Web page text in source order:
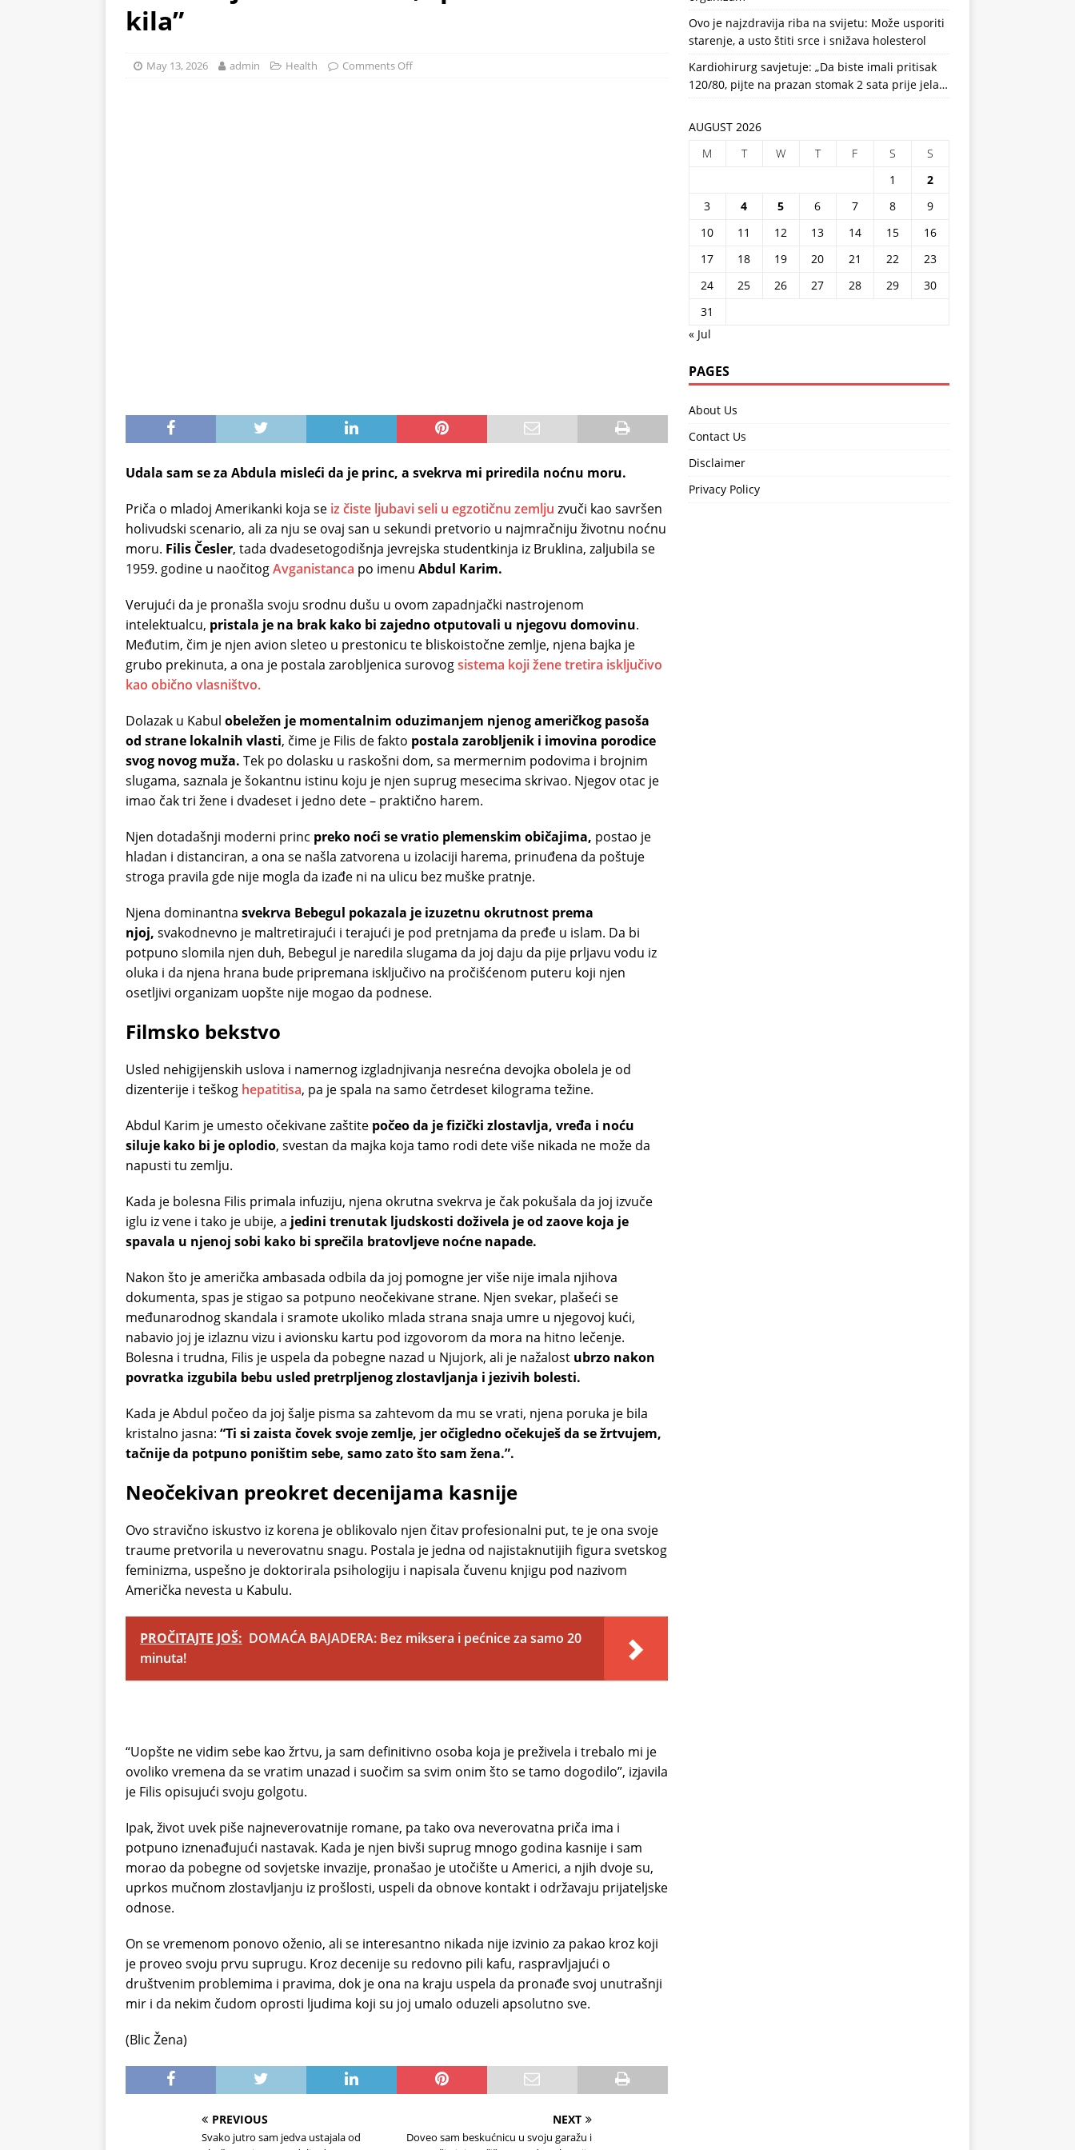
kila”
May 13, 2026 admin Health Comments Off
Udala sam se za Abdula misleći da je princ, a svekrva mi priredila noćnu moru.
Priča o mladoj Amerikanki koja se iz čiste ljubavi seli u egzotičnu zemlju zvuči kao savršen
holivudski scenario, ali za nju se ovaj san u sekundi pretvorio u najmračniju životnu noćnu
moru. Filis Česler, tada dvadesetogodišnja jevrejska studentkinja iz Bruklina, zaljubila se
1959. godine u naočitogAvganistanca po imenu Abdul Karim.
Verujući da je pronašla svoju srodnu dušu u ovom zapadnjački nastrojenom
intelektualcu, pristala je na brak kako bi zajedno otputovali u njegovu domovinu.
Međutim, čim je njen avion sleteo u prestonicu te bliskoistočne zemlje, njena bajka je
grubo prekinuta, a ona je postala zarobljenica surovogsistema koji žene tretira isključivo
kao obično vlasništvo.
Dolazak u Kabul obeležen je momentalnim oduzimanjem njenog američkog pasoša
od strane lokalnih vlasti, čime je Filis de fakto postala zarobljenik i imovina porodice
svog novog muža. Tek po dolasku u raskošni dom, sa mermernim podovima i brojnim
slugama, saznala je šokantnu istinu koju je njen suprug mesecima skrivao. Njegov otac je
imao čak tri žene i dvadeset i jedno dete – praktično harem.
Njen dotadašnji moderni princ preko noći se vratio plemenskim običajima, postao je
hladan i distanciran, a ona se našla zatvorena u izolaciji harema, prinuđena da poštuje
stroga pravila gde nije mogla da izađe ni na ulicu bez muške pratnje.
Njena dominantna svekrva Bebegul pokazala je izuzetnu okrutnost prema
njoj, svakodnevno je maltretirajući i terajući je pod pretnjama da pređe u islam. Da bi
potpuno slomila njen duh, Bebegul je naredila slugama da joj daju da pije prljavu vodu iz
oluka i da njena hrana bude pripremana isključivo na pročišćenom puteru koji njen
osetljivi organizam uopšte nije mogao da podnese.
Filmsko bekstvo
Usled nehigijenskih uslova i namernog izgladnjivanja nesrećna devojka obolela je od
dizenterije i teškog hepatitisa, pa je spala na samo četrdeset kilograma težine.
Abdul Karim je umesto očekivane zaštite počeo da je fizički zlostavlja, vređa i noću
siluje kako bi je oplodio, svestan da majka koja tamo rodi dete više nikada ne može da
napusti tu zemlju.
Kada je bolesna Filis primala infuziju, njena okrutna svekrva je čak pokušala da joj izvuče
iglu iz vene i tako je ubije, a jedini trenutak ljudskosti doživela je od zaove koja je
spavala u njenoj sobi kako bi sprečila bratovljeve noćne napade.
Nakon što je američka ambasada odbila da joj pomogne jer više nije imala njihova
dokumenta, spas je stigao sa potpuno neočekivane strane. Njen svekar, plašeći se
međunarodnog skandala i sramote ukoliko mlada strana snaja umre u njegovoj kući,
nabavio joj je izlaznu vizu i avionsku kartu pod izgovorom da mora na hitno lečenje.
Bolesna i trudna, Filis je uspela da pobegne nazad u Njujork, ali je nažalost ubrzo nakon
povratka izgubila bebu usled pretrpljenog zlostavljanja i jezivih bolesti.
Kada je Abdul počeo da joj šalje pisma sa zahtevom da mu se vrati, njena poruka je bila
kristalno jasna: “Ti si zaista čovek svoje zemlje, jer očigledno očekuješ da se žrtvujem,
tačnije da potpuno poništim sebe, samo zato što sam žena.”.
Neočekivan preokret decenijama kasnije
Ovo stravično iskustvo iz korena je oblikovalo njen čitav profesionalni put, te je ona svoje
traume pretvorila u neverovatnu snagu. Postala je jedna od najistaknutijih figura svetskog
feminizma, uspešno je doktorirala psihologiju i napisala čuvenu knjigu pod nazivom
Američka nevesta u Kabulu.
PROČITAJTE JOŠ: DOMAĆA BAJADERA: Bez miksera i pećnice za samo 20
minuta!
“Uopšte ne vidim sebe kao žrtvu, ja sam definitivno osoba koja je preživela i trebalo mi je
ovoliko vremena da se vratim unazad i suočim sa svim onim što se tamo dogodilo”, izjavila
je Filis opisujući svoju golgotu.
Ipak, život uvek piše najneverovatnije romane, pa tako ova neverovatna priča ima i
potpuno iznenađujući nastavak. Kada je njen bivši suprug mnogo godina kasnije i sam
morao da pobegne od sovjetske invazije, pronašao je utočište u Americi, a njih dvoje su,
uprkos mučnom zlostavljanju iz prošlosti, uspeli da obnove kontakt i održavaju prijateljske
odnose.
On se vremenom ponovo oženio, ali se interesantno nikada nije izvinio za pakao kroz koji
je proveo svoju prvu suprugu. Kroz decenije su redovno pili kafu, raspravljajući o
društvenim problemima i pravima, dok je ona na kraju uspela da pronađe svoj unutrašnji
mir i da nekim čudom oprosti ljudima koji su joj umalo oduzeli apsolutno sve.
(Blic Žena)
PREVIOUS
Svako jutro sam jedva ustajala od
NEXT
Doveo sam beskućnicu u svoju garažu i
Ovo je najzdravija riba na svijetu: Može usporiti
starenje, a usto štiti srce i snižava holesterol
Kardiohirurg savjetuje: „Da biste imali pritisak
120/80, pijte na prazan stomak 2 sata prije jela…
AUGUST 2026
M
T W T F S
S
1
2
3
4 5 6 7 8
9
10
11 12 13 14 15
16
17
18 19 20 21 22
23
24
25 26 27 28 29
30
31
« Jul
PAGES
About Us
Contact Us
Disclaimer
Privacy Policy